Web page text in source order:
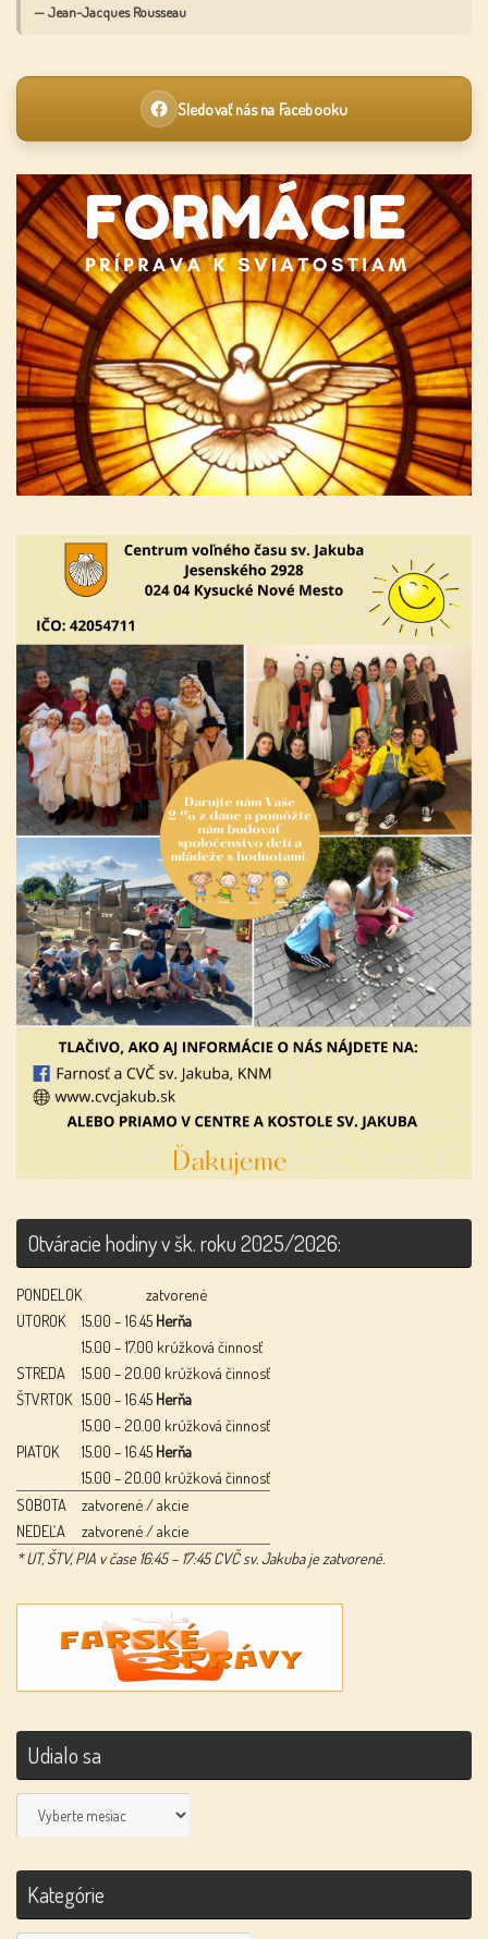
— Jean-Jacques Rousseau
Sledovať nás na Facebooku
Otváracie hodiny v šk. roku 2025/2026:
PONDELOK
zatvorené
UTOROK
15.00 – 16.45 Herňa
15.00 – 17.00 krúžková činnosť
STREDA
15.00 – 20.00 krúžková činnosť
ŠTVRTOK 15.00 – 16.45 Herňa
15.00 – 20.00 krúžková činnosť
PIATOK
15.00 – 16.45 Herňa
15.00 – 20.00 krúžková činnosť
SOBOTA
zatvorené / akcie
NEDEĽA
zatvorené / akcie
* UT, ŠTV, PIA v čase 16:45 – 17:45 CVČ sv. Jakuba je zatvorené.
Udialo sa
Kategórie